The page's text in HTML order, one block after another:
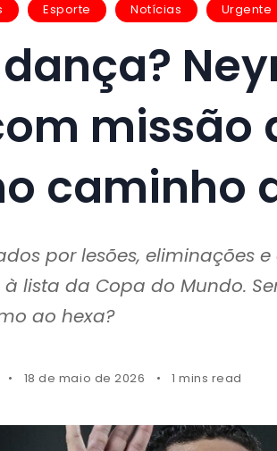
Esporte Notícias Urgente
missão
caminho
por lesões, eliminações
lista da Copa do Mundo.
ao hexa?
18 de maio de 2026 1 mins read